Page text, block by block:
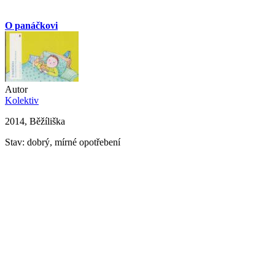
O panáčkovi
Autor
Kolektiv
2014, Běžíliška
Stav: dobrý, mírné opotřebení